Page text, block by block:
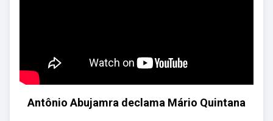
Antônio Abujamra declama Mário Quintana